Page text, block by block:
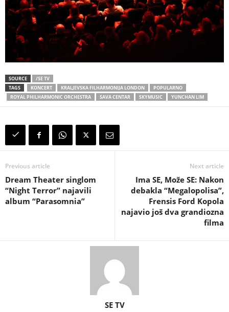
SOURCE
/SE TV
TAGS
KONCERT KRALJEVSKA FILHARMONIJA LONDON
POPULARNO
ROYAL PHILHARMONIC ORCHESTRA
SAVA CENTAR SKYMUSIC YUNCHAN LIM
Previous article
Dream Theater singlom
“Night Terror” najavili
album “Parasomnia”
Next article
Ima SE, Može SE: Nakon
debakla “Megalopolisa”,
Frensis Ford Kopola
najavio još dva grandiozna
filma
SE TV